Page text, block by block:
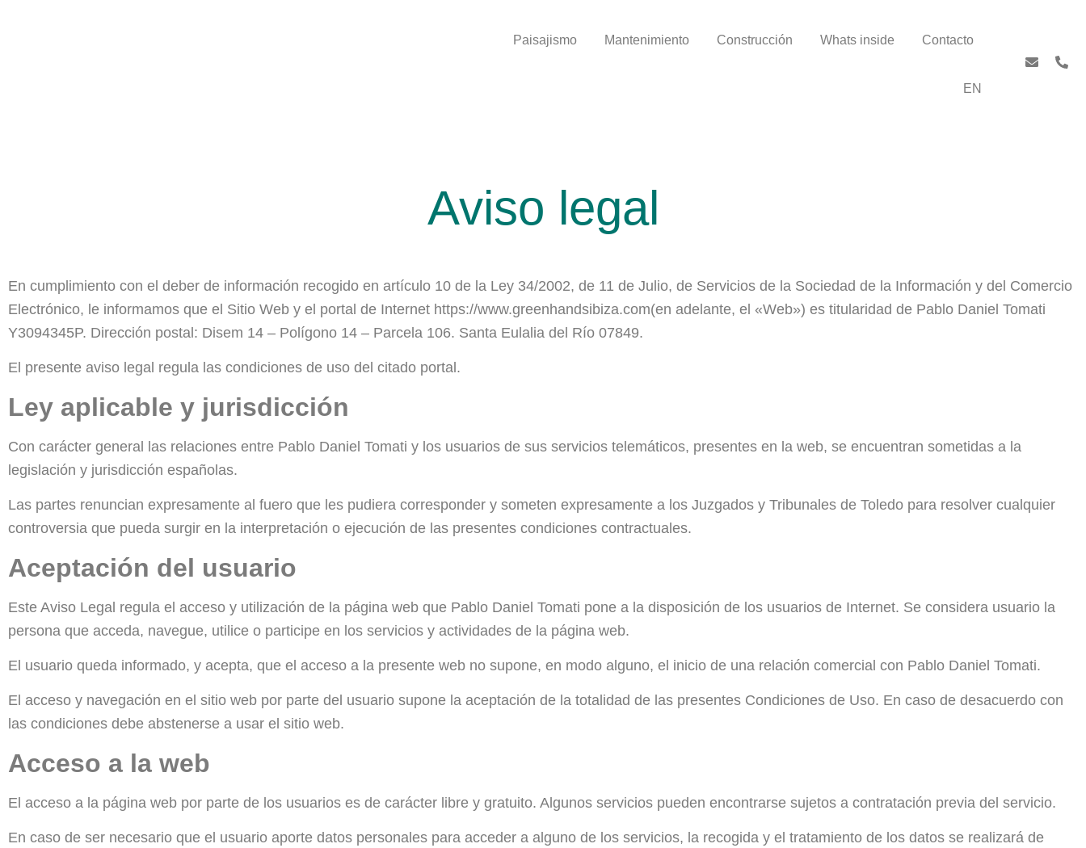
Paisajismo Mantenimiento Construcción Whats inside Contacto
EN
Aviso legal
En cumplimiento con el deber de información recogido en artículo 10 de la Ley 34/2002, de 11 de Julio, de Servicios de la Sociedad de la Información y del Comercio
Electrónico, le informamos que el Sitio Web y el portal de Internet https://www.greenhandsibiza.com(en adelante, el «Web») es titularidad de Pablo Daniel Tomati
Y3094345P. Dirección postal: Disem 14 – Polígono 14 – Parcela 106. Santa Eulalia del Río 07849.
El presente aviso legal regula las condiciones de uso del citado portal.
Ley aplicable y jurisdicción
Con carácter general las relaciones entre Pablo Daniel Tomati y los usuarios de sus servicios telemáticos, presentes en la web, se encuentran sometidas a la
legislación y jurisdicción españolas.
Las partes renuncian expresamente al fuero que les pudiera corresponder y someten expresamente a los Juzgados y Tribunales de Toledo para resolver cualquier
controversia que pueda surgir en la interpretación o ejecución de las presentes condiciones contractuales.
Aceptación del usuario
Este Aviso Legal regula el acceso y utilización de la página web que Pablo Daniel Tomati pone a la disposición de los usuarios de Internet. Se considera usuario la
persona que acceda, navegue, utilice o participe en los servicios y actividades de la página web.
El usuario queda informado, y acepta, que el acceso a la presente web no supone, en modo alguno, el inicio de una relación comercial con Pablo Daniel Tomati.
El acceso y navegación en el sitio web por parte del usuario supone la aceptación de la totalidad de las presentes Condiciones de Uso. En caso de desacuerdo con
las condiciones debe abstenerse a usar el sitio web.
Acceso a la web
El acceso a la página web por parte de los usuarios es de carácter libre y gratuito. Algunos servicios pueden encontrarse sujetos a contratación previa del servicio.
En caso de ser necesario que el usuario aporte datos personales para acceder a alguno de los servicios, la recogida y el tratamiento de los datos se realizará de